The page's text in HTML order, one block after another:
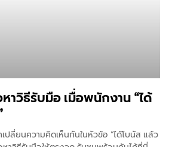
าวิธีรับมือ เมื่อพนักงาน “ได้
เปลี่ยนความคิดเห็นกันในหัวข้อ “ได้โบนัส แล้ว